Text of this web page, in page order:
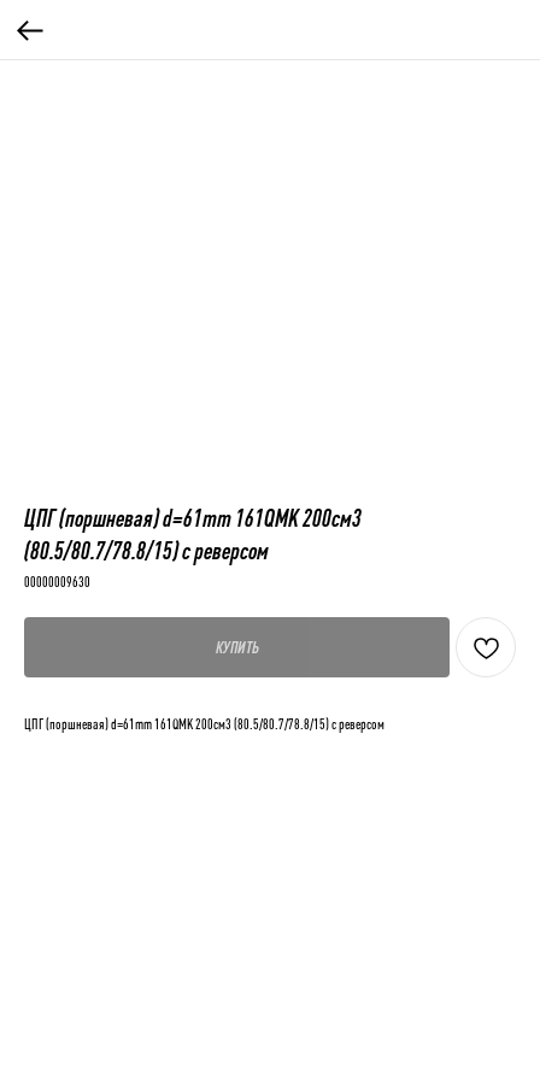
ЦПГ (поршневая) d=61mm 161QMK 200см3
(80.5/80.7/78.8/15) с реверсом
00000009630
КУПИТЬ
ЦПГ (поршневая) d=61mm 161QMK 200см3 (80.5/80.7/78.8/15) с реверсом